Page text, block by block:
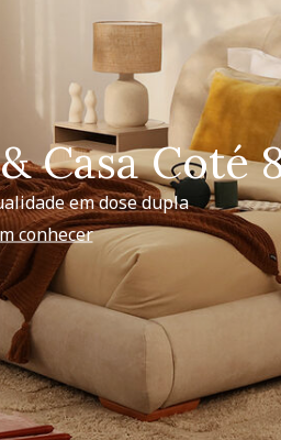
Casa Coté
em dose dupla
conhecer